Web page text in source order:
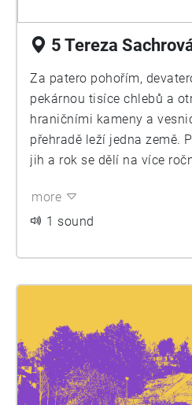
5 Tereza
Za patero pohořím,
pekárnou tisíce chlebů a
hraničními kameny a
přehradě leží jedna země.
jih a rok se dělí na více
Jinovatkoro, jařima, jaro,
zima, mráz. Pořád dokola.
more
1 sound